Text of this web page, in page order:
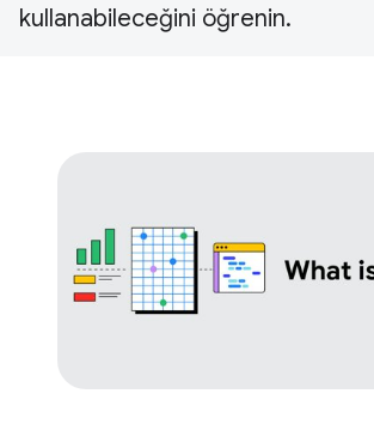
kullanabileceğini öğrenin.